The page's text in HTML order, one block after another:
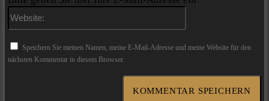
Speichern Sie meinen Namen, meine E-Mail-Adresse und meine Website für den
nächsten Kommentar in diesem Browser.